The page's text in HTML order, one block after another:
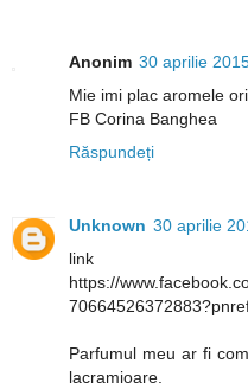
Anonim 30 aprilie
Mie imi plac aromele
FB Corina Banghea
Răspundeți
Unknown 30 aprilie
link
https://
Parfumul meu ar fi
lacramioare.